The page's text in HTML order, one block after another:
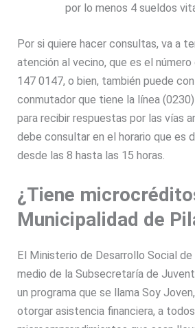
por lo menos 4 sueldos
Por si quiere hacer consultas, va a
atención al vecino, que es el
147 0147, o bien, también puede
conmutador que tiene la línea
para recibir respuestas por las vías
debe consultar en el horario que es
desde las 8 hasta las 15 horas.
¿Tiene
Municipalidad de
El Ministerio de Desarrollo Social de
medio de la Subsecretaría de
un programa que se llama Soy
otorgar asistencia financiera, a